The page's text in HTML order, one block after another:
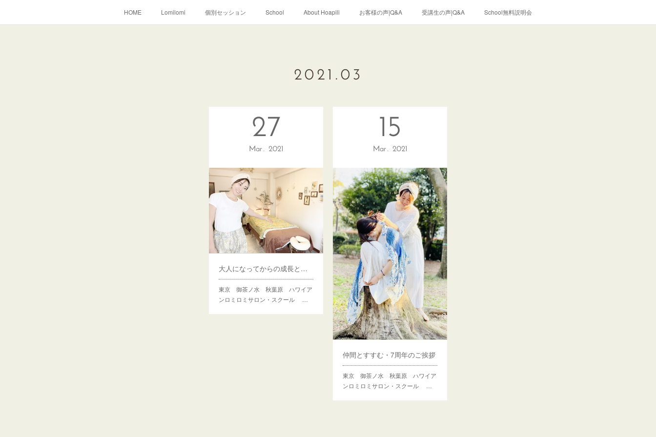
HOME Lomilomi 個別セッション School About Hoapili お客様の声|Q&A 受講生の声|Q&A School無料説明会
2021 . 03
27
Mar 2021
大人になってからの成長とは？
東京 御茶ノ水 秋葉原 ハワイア
ンロミロミサロン・スクール …
15
Mar 2021
仲間とすすむ・7周年のご挨拶
東京 御茶ノ水 秋葉原 ハワイア
ンロミロミサロン・スクール …